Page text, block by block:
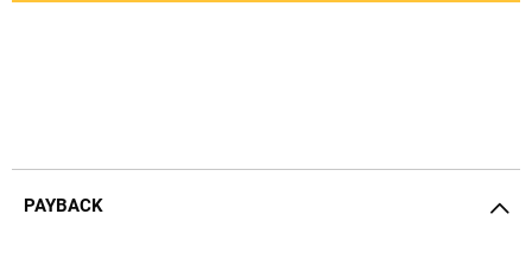
PAYBACK